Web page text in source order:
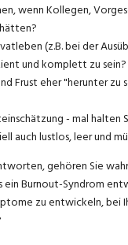
wenn Kollegen,
(z.B. bei der
und komplett zu sein?
Frust eher "herunter
- mal halten
auch lustlos, leer und
gehören Sie
Burnout-Syndrom
zu entwickeln, bei